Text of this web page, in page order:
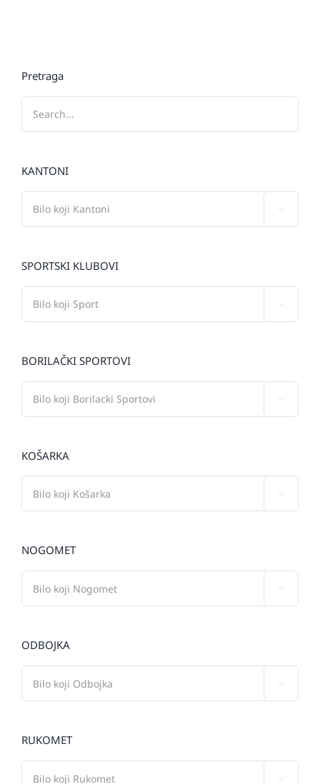
Pretraga
KANTONI
SPORTSKI KLUBOVI
BORILAČKI SPORTOVI
KOŠARKA
NOGOMET
ODBOJKA
RUKOMET